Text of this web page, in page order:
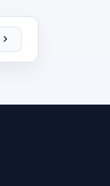
chevron_right